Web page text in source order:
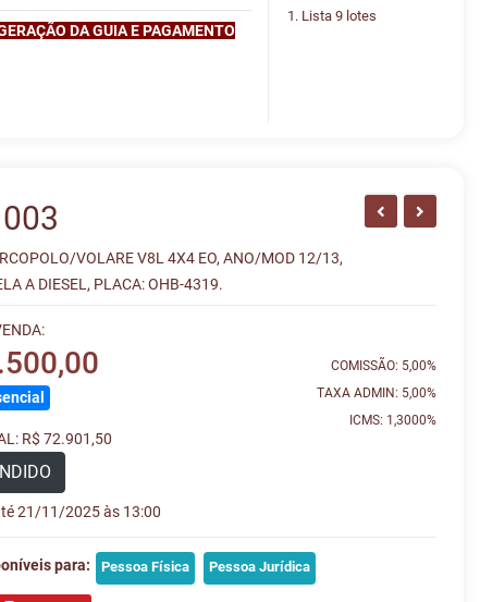
DA GUIA E PAGAMENTO
Lista 9 lotes
VOLARE V8L 4X4 EO, ANO/MOD 12/13,
A DIESEL, PLACA: OHB-4319.
R$ 72.901,50
21/11/2025 às 13:00
COMISSÃO: 5,00%
TAXA ADMIN: 5,00%
ICMS: 1,3000%
para: Pessoa Física Pessoa Jurídica